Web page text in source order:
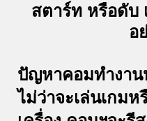
สตาร์ท หรือดับ
อ
ปัญหาคอมทำงาน
ไม่ว่าจะเล่นเกม